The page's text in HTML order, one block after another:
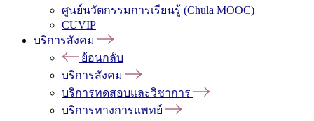
ศูนย์นวัตกรรมการเรียนรู้ (Chula MOOC)
CUVIP
บริการสังคม
ย้อนกลับ
บริการสังคม
บริการทดสอบและวิชาการ
บริการทางการแพทย์